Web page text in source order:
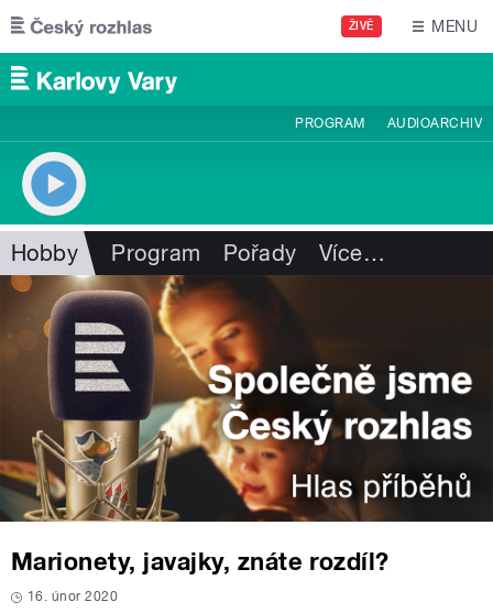
Přejít k hlavnímu obsahu
ŽIVĚ MENU
PROGRAM AUDIOARCHIV
Hobby Program Pořady Více…
Marionety, javajky, znáte rozdíl?
16. únor 2020